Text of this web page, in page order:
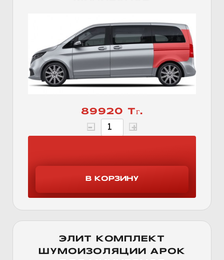
89920 Тг.
ЭЛИТ КОМПЛЕКТ
ШУМОИЗОЛЯЦИИ АРОК